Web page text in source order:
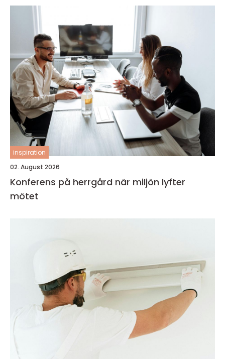
inspiration
02. August 2026
Konferens på herrgård när miljön lyfter
mötet